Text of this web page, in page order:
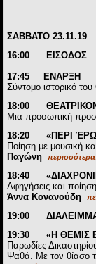
ΣΑΒΒΑΤΟ 23.11.19
16:00 ΕΙΣΟΔΟΣ
17:45
ΕΝΑΡΞΗ
Σύντομο ιστορικό
18:00
Μια προσωπική
18:20
«ΠΕΡΙ
Ποίηση με μουσική
Παγώνη
18:40 «
Αφηγήσεις και
Άννα Κονανούδη
19:00
19:30
«Η ΘΕΜΙΣ
Παρωδίες
Ψαθά. Mε τον θίασο